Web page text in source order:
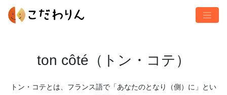
ton côté（トン・コテ）
トン・コテとは、フランス語で「あなたのとなり（側）に」とい